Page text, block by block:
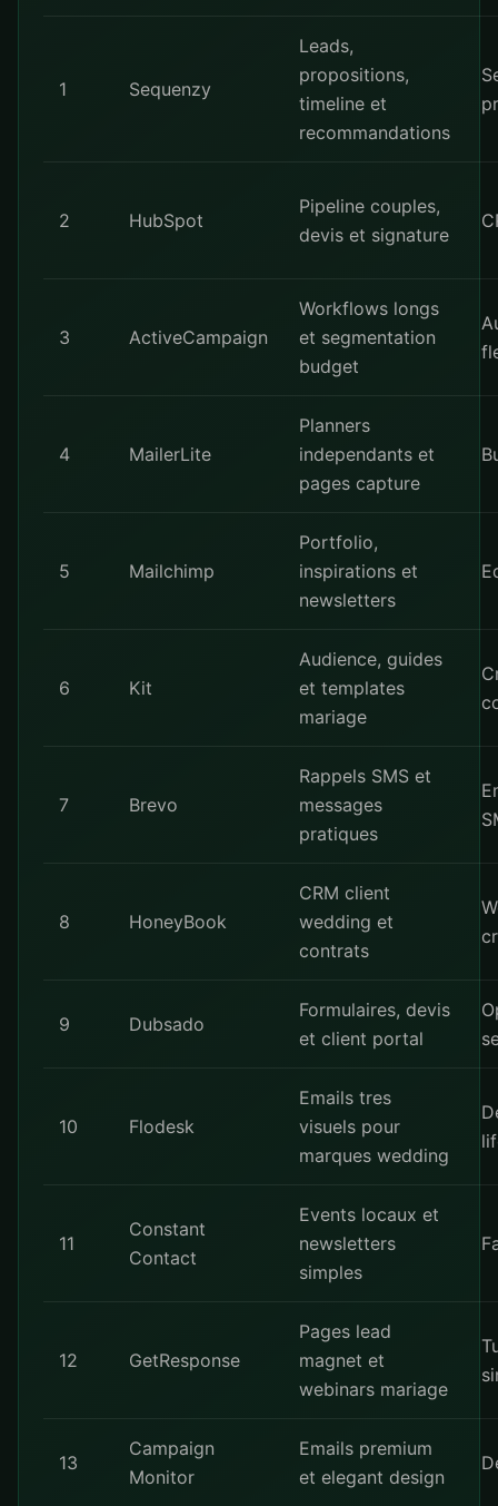
1 Sequenzy
Leads,
propositions,
timeline et
recommandations
2 HubSpot
Pipeline couples,
devis et signature
3 ActiveCampaign
Workflows longs
et segmentation
budget
4 MailerLite
Planners
independants et
pages capture
5 Mailchimp
Portfolio,
inspirations et
newsletters
6 Kit
Audience, guides
et templates
mariage
7 Brevo
Rappels SMS et
messages
pratiques
8 HoneyBook
CRM client
wedding et
contrats
9 Dubsado
Formulaires, devis
et client portal
10 Flodesk
Emails tres
visuels pour
marques wedding
11
Constant
Contact
Events locaux et
newsletters
simples
12 GetResponse
Pages lead
magnet et
webinars mariage
13
Campaign
Monitor
Emails premium
et elegant design